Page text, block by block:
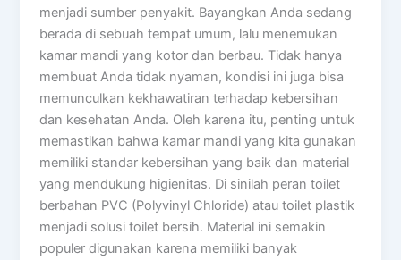
menjadi sumber penyakit. Bayangkan Anda sedang
berada di sebuah tempat umum, lalu menemukan
kamar mandi yang kotor dan berbau. Tidak hanya
membuat Anda tidak nyaman, kondisi ini juga bisa
memunculkan kekhawatiran terhadap kebersihan
dan kesehatan Anda. Oleh karena itu, penting untuk
memastikan bahwa kamar mandi yang kita gunakan
memiliki standar kebersihan yang baik dan material
yang mendukung higienitas. Di sinilah peran toilet
berbahan PVC (Polyvinyl Chloride) atau toilet plastik
menjadi solusi toilet bersih. Material ini semakin
populer digunakan karena memiliki banyak